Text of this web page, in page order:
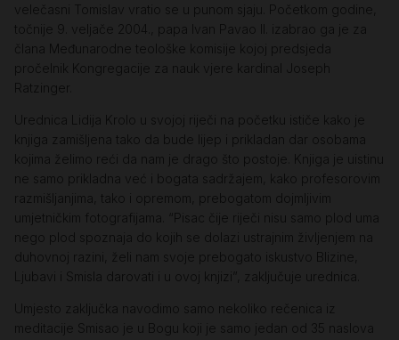
velečasni Tomislav vratio se u punom sjaju. Početkom godine,
točnije 9. veljače 2004., papa Ivan Pavao II. izabrao ga je za
člana Međunarodne teološke komisije kojoj predsjeda
pročelnik Kongregacije za nauk vjere kardinal Joseph
Ratzinger.
Urednica Lidija Krolo u svojoj riječi na početku ističe kako je
knjiga zamišljena tako da bude lijep i prikladan dar osobama
kojima želimo reći da nam je drago što postoje. Knjiga je uistinu
ne samo prikladna već i bogata sadržajem, kako profesorovim
razmišljanjima, tako i opremom, prebogatom dojmljivim
umjetničkim fotografijama. “Pisac čije riječi nisu samo plod uma
nego plod spoznaja do kojih se dolazi ustrajnim življenjem na
duhovnoj razini, želi nam svoje prebogato iskustvo Blizine,
Ljubavi i Smisla darovati i u ovoj knjizi”, zaključuje urednica.
Umjesto zaključka navodimo samo nekoliko rečenica iz
meditacije Smisao je u Bogu koji je samo jedan od 35 naslova